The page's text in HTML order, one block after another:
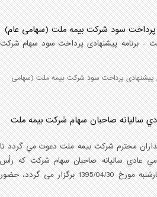
پرداخت سود شرکت بیمه ملت (سهامی عام)
- برنامه پیشنهادی پرداخت سود سهام شرکت
پیشنهادی پرداخت سود شرکت بیمه ملت (سهامی
ساليانه صاحبان سهام شرکت بيمه ملت
محترم شرکت بيمه ملت دعوت مي گردد تا
عادي ساليانهصاحبان سهام شرکت که رأس
مورخ 1395/04/30
برگزار می گردد، حضور